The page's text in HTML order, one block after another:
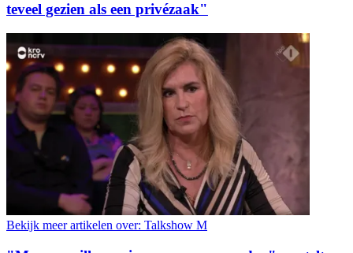
teveel gezien als een privézaak"
Bekijk meer artikelen over: Talkshow M